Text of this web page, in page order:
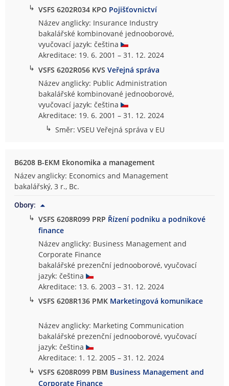
↳ VSFS 6202R034 KPO Pojišťovnictví
Název anglicky: Insurance Industry
bakalářské kombinované jednooborové,
vyučovací jazyk: čeština
Akreditace: 19. 6. 2001 – 31. 12. 2024
↳ VSFS 6202R056 KVSVeřejná správa
Název anglicky: Public Administration
bakalářské kombinované jednooborové,
vyučovací jazyk: čeština
Akreditace: 19. 6. 2001 – 31. 12. 2024
↳ Směr: VSEU Veřejná správa v EU
B6208 B-EKM Ekonomika a management
Název anglicky: Economics and Management
bakalářský, 3 r., Bc.
Obory:
↳ VSFS 6208R099 PRP Řízení podniku a podnikové
finance
Název anglicky: Business Management and
Corporate Finance
bakalářské prezenční jednooborové, vyučovací
jazyk: čeština
Akreditace: 13. 6. 2003 – 31. 12. 2024
↳ VSFS 6208R136 PMK Marketingová komunikace
Název anglicky: Marketing Communication
bakalářské prezenční jednooborové, vyučovací
jazyk: čeština
Akreditace: 1. 12. 2005 – 31. 12. 2024
↳ VSFS 6208R099 PBM Business Management and
Corporate Finance